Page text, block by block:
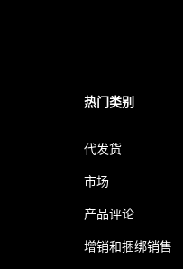
热门类别
代发货
市场
产品评论
增销和捆绑销售